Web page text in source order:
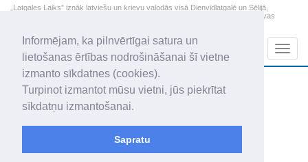
Informējam, ka pilnvērtīgai satura un
lietošanas ērtības nodrošināšanai šī vietne
izmanto sīkdatnes (cookies).
Turpinot izmantot mūsu vietni, jūs piekrītat
sīkdatņu izmantošanai.
Sapratu
„Latgales Laiks” iznāk latviešu un krievu valodās visā Dienvidlatgalē un Sēlijā,
„Latgales Laiks” latviešu valodā aptver Daugavpils valstspilsētu, Augšdaugavas
2026. gada 9. augusts
Svētdiena
Genovefa, Genoveva, Madara
+10.6